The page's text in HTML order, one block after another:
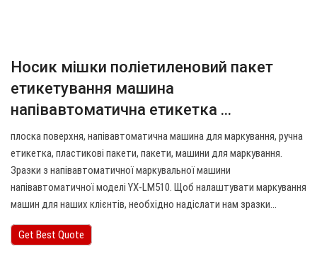
Носик мішки поліетиленовий пакет
етикетування машина
напівавтоматична етикетка ...
плоска поверхня, напівавтоматична машина для маркування, ручна
етикетка, пластикові пакети, пакети, машини для маркування.
Зразки з напівавтоматичної маркувальної машини
напівавтоматичної моделі YX-LM510. Щоб налаштувати маркування
машин для наших клієнтів, необхідно надіслати нам зразки…
Get Best Quote